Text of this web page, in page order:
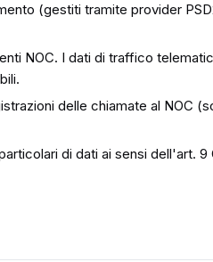
(gestiti tramite provider
NOC. I dati di traffico
delle chiamate al NOC
di dati ai sensi dell'art.